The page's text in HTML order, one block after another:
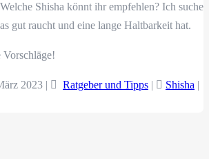
Shisha könnt ihr empfehlen? Ich suche
gut raucht und eine lange Haltbarkeit hat.
Vorschläge!
2023 | Ratgeber und Tipps | Shisha |